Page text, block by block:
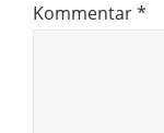
Kommentar*